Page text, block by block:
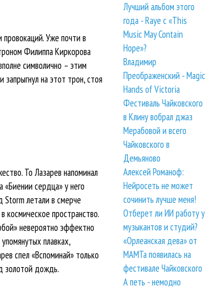
Уже почти в
Филиппа Киркорова
символично – этим
на этот трон, стоя
То Лазарев напоминал
«Биении сердца» у него
Storm летали в смерче
космическое пространство.
невероятно эффектно
плавках,
спел «Вспоминай» только
золотой дождь.
Лучший альбом этого
года - Raye с «This
Music May Contain
Hope»?
Владимир
Преображенский - Magic
Hands of Victoria
Фестиваль Чайковского
в Клину вобрал джаз
Мерабовой и всего
Чайковского в
Демьяново
Алексей Романоф:
Нейросеть не может
сочинить лучше меня!
Отберет ли ИИ работу у
музыкантов и студий?
«Орлеанская дева» от
МАМТа появилась на
фестивале Чайковского
А петь - немодно